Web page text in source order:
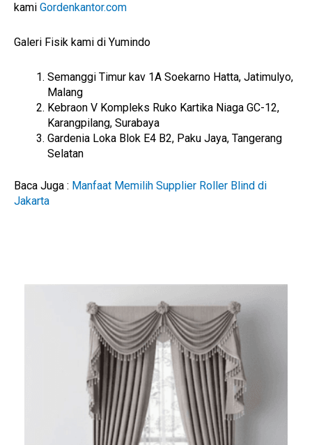
kami Gordenkantor.com
Galeri Fisik kami di Yumindo
Semanggi Timur kav 1A Soekarno Hatta, Jatimulyo,
Malang
Kebraon V Kompleks Ruko Kartika Niaga GC-12,
Karangpilang, Surabaya
Gardenia Loka Blok E4 B2, Paku Jaya, Tangerang
Selatan
Baca Juga : Manfaat Memilih Supplier Roller Blind di
Jakarta